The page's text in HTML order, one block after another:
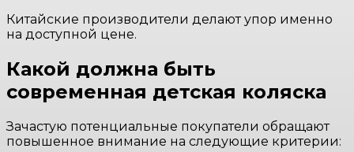
Китайские производители делают упор именно
на доступной цене.
Какой должна быть
современная детская коляска
Зачастую потенциальные покупатели обращают
повышенное внимание на следующие критерии: